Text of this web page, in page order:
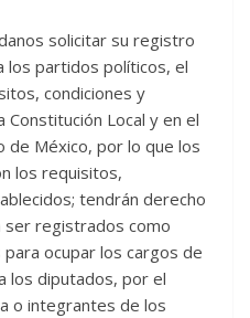
solicitar su registro
los partidos políticos, el
condiciones y
Local y en el
de México, por lo que los
los requisitos,
tendrán derecho
ser registrados como
ocupar los cargos de
los diputados, por el
o integrantes de los